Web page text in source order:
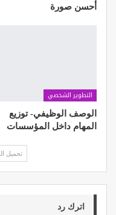
أحسن صورة
التطوير الشخصي
الوصف الوظيفي- توزيع
المهام داخل المؤسسات
تحميل
اترك رد